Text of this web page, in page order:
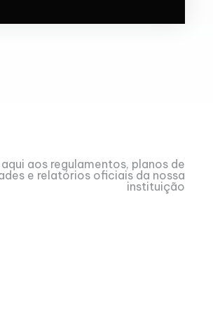
aos regulamentos, planos de
e relatórios oficiais da nossa
instituição